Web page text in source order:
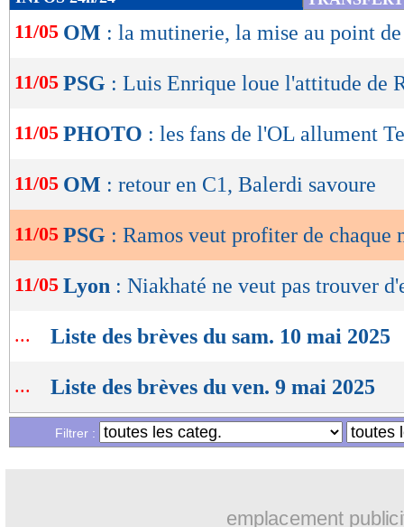
de
lecture
OK
11/05 OM : la mutinerie, la mise au point
11/05 PSG : Luis Enrique loue l'attitude de
11/05 PHOTO : les fans de l'OL allument
11/05 OM : retour en C1, Balerdi savoure
11/05 PSG : Ramos veut profiter de chaque
11/05 Lyon : Niakhaté ne veut pas trouver
... Liste des brèves du sam. 10 mai 2025
... Liste des brèves du ven. 9 mai 2025
Filtrer :
emplacement